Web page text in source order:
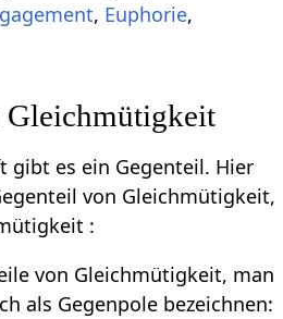
, Euphorie,
Gleichmütigkeit
gibt es ein Gegenteil. Hier
von Gleichmütigkeit,
:
von Gleichmütigkeit, man
als Gegenpole bezeichnen: